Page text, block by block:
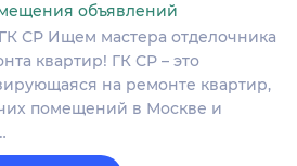
объявлений
СР Ищем мастера отделочника
квартир! ГК СР – это
на ремонте квартир,
помещений в Москве и